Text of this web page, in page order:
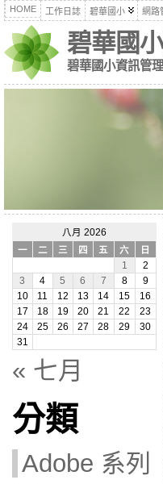
HOME 工作日誌 碧華國小 網路
碧華國
碧華國小資訊管
八月 2026
一
二 三 四 五 六
日
1
2
3
4 5 6 7 8
9
10
11 12 13 14 15
16
17
18 19 20 21 22
23
24
25 26 27 28 29
30
31
« 七月
分類
Adobe 系列